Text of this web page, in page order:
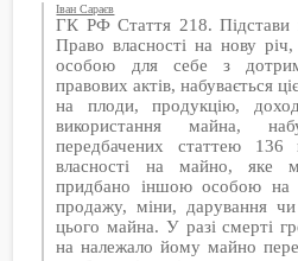
Іван Сараєв
ГК РФ Стаття 218. Підстави
Право власності на нову
особою для себе з
правових актів, набувається
на плоди, продукцію,
використання майна,
передбачених статтею
власності на майно, яке
придбано іншою особою на
продажу, міни, дарування
цього майна. У разі смерті
на належало йому майно